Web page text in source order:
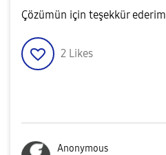
Çözümün için teşekkür ederim
2 Likes
Anonymous